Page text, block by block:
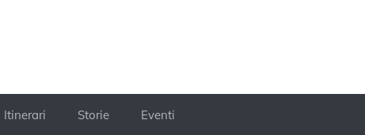
Itinerari Storie Eventi